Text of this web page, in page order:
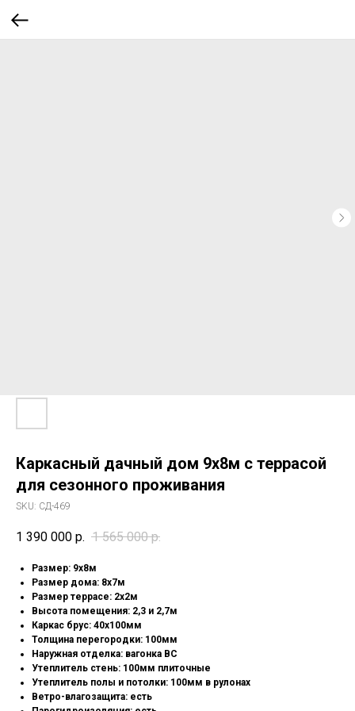
Каркасный дачный дом 9х8м с террасой
для сезонного проживания
SKU: СД-469
1 390 000 р. 1 565 000 р.
Pазмep: 9х8м
Размер дома: 8х7м
Размер террасе: 2х2м
Высота помещения: 2,3 и 2,7м
Каркас брус: 40х100мм
Толщина перегородки: 100мм
Наружная отделка: вагонка ВС
Утеплитель стень: 100мм плиточные
Утеплитель полы и потолки: 100мм в рулонах
Ветро-влагозащита: есть